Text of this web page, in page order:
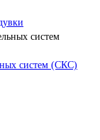
систем (СКС)